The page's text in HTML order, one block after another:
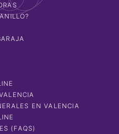
EN VALENCIA
(FAQS)